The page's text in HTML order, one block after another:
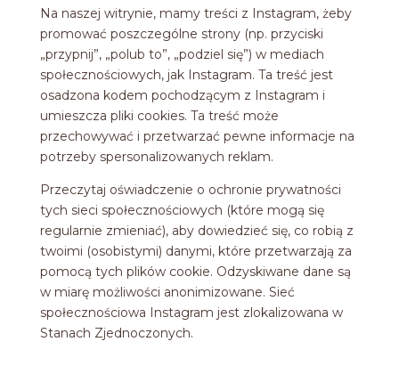
Na naszej witrynie, mamy treści z Instagram, żeby
promować poszczególne strony (np. przyciski
„przypnij”, „polub to”, „podziel się”) w mediach
społecznościowych, jak Instagram. Ta treść jest
osadzona kodem pochodzącym z Instagram i
umieszcza pliki cookies. Ta treść może
przechowywać i przetwarzać pewne informacje na
potrzeby spersonalizowanych reklam.
Przeczytaj oświadczenie o ochronie prywatności
tych sieci społecznościowych (które mogą się
regularnie zmieniać), aby dowiedzieć się, co robią z
twoimi (osobistymi) danymi, które przetwarzają za
pomocą tych plików cookie. Odzyskiwane dane są
w miarę możliwości anonimizowane. Sieć
społecznościowa Instagram jest zlokalizowana w
Stanach Zjednoczonych.